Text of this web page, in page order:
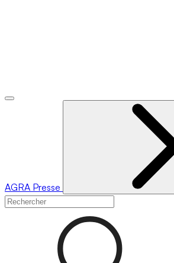
AGRA Presse